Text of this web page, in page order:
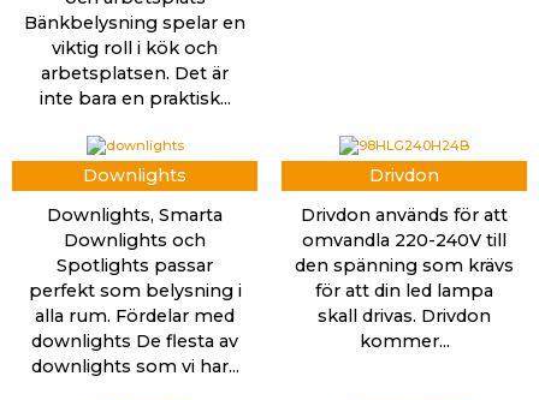
Bänkbelysning spelar en
viktig roll i kök och
arbetsplatsen. Det är
inte bara en praktisk...
Downlights
Downlights, Smarta
Downlights och
Spotlights passar
perfekt som belysning i
alla rum. Fördelar med
downlights De flesta av
downlights som vi har...
Drivdon
Drivdon används för att
omvandla 220-240V till
den spänning som krävs
för att din led lampa
skall drivas. Drivdon
kommer...